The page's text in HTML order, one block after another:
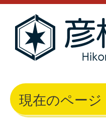
現在のページ